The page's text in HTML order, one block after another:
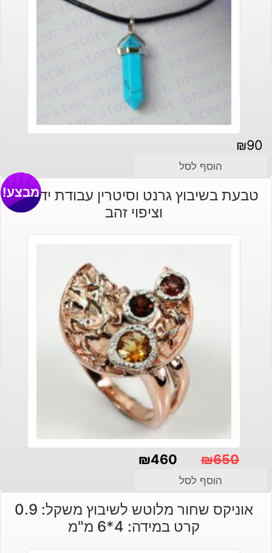
₪90
הוסף לסל
טבעת בשיבוץ גרנט וסיטרין עבודת יד כסף
וציפוי זהב
מבצע!
₪650
המקורי
היה:
₪460
הנוכחי
הוא:
הוסף לסל
אוניקס שחור מלוטש לשיבוץ משקל: 0.9
קרט במידה: 4*6 מ"מ